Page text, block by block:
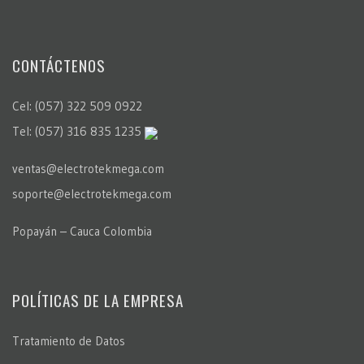
CONTÁCTENOS
Cel: (057) 322 509 0922
Tel: (057) 316 835 1235
ventas@electrotekmega.com
soporte@electrotekmega.com
Popayán – Cauca Colombia
POLÍTICAS DE LA EMPRESA
Tratamiento de Datos